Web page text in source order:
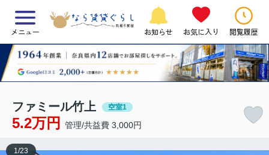
メニュー お知らせ お気に入り 閲覧履歴
ファミール竹上 空室1
5.2万円 管理/共益費 3,000円
1/23